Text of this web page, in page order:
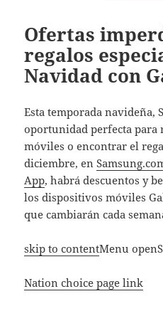
Ofertas
regalos
Navidad con
Esta temporada navideña,
oportunidad perfecta para
móviles o encontrar el
diciembre, en
App, habrá descuentos y
los dispositivos móviles
que cambiarán cada
skip to contentMenu
Nation choice page link